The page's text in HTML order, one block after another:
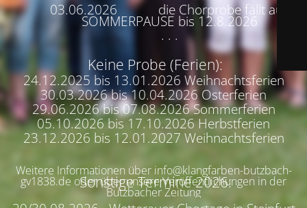
03.06.2026 die Chorprobe fällt aus
SOMMERPAUSE bis 12.8.2026
. . .
Keine Probe (Ferien):
24.12.2025 bis 13.01.2026 Weihnachtsferien
30.03.2026 bis 10.04.2026 Osterferien
29.06.2026 bis 07.08.2026 Sommerferien
05.10.2026 bis 17.10.2026 Herbstferien
23.12.2026 bis 12.01.2027 Weihnachtsferien
Sonstige Termine 2026:
Weitere Informationen über info@klangfarben-butzbach-
gv1838.de oder über unsere Veröffentlichungen in der
Butzbacher Zeitung